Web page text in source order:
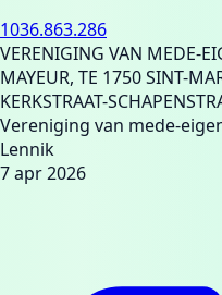
1036.863.286
VERENIGING VAN MEDE-
MAYEUR, TE 1750 SINT-
KERKSTRAAT-
Vereniging van mede-
Lennik
7 apr 2026